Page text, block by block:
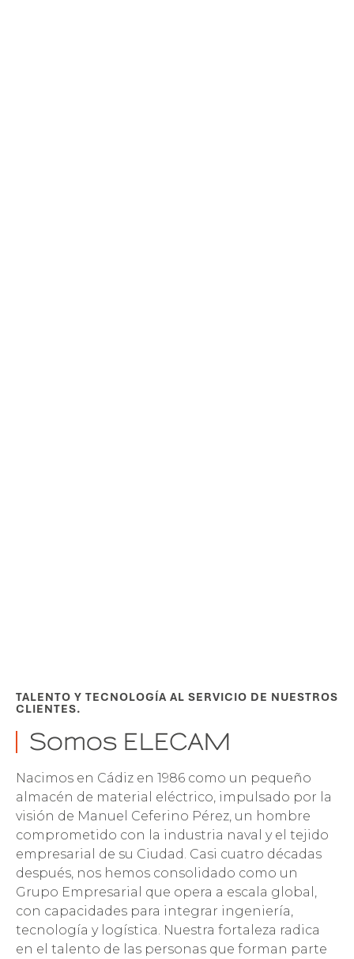
TALENTO Y TECNOLOGÍA AL SERVICIO DE NUESTROS
CLIENTES.
Somos ELECAM
Nacimos en Cádiz en 1986 como un pequeño
almacén de material eléctrico, impulsado por la
visión de Manuel Ceferino Pérez, un hombre
comprometido con la industria naval y el tejido
empresarial de su Ciudad. Casi cuatro décadas
después, nos hemos consolidado como un
Grupo Empresarial que opera a escala global,
con capacidades para integrar ingeniería,
tecnología y logística. Nuestra fortaleza radica
en el talento de las personas que forman parte